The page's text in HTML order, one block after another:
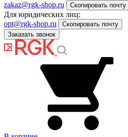
zakaz@rgk-shop.ru
Скопировать почту
Для юридических лиц:
opt@rgk-shop.ru
Скопировать почту
Заказать звонок